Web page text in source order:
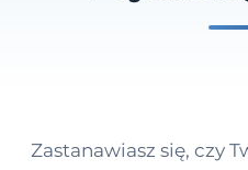
Zastanawiasz się, czy